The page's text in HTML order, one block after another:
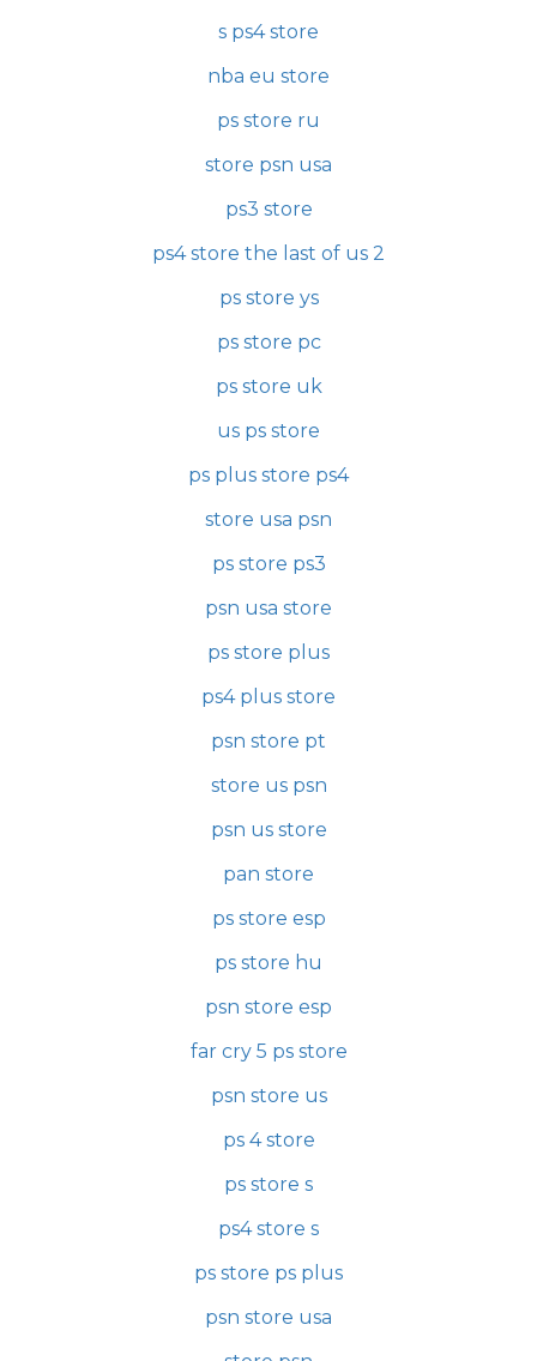
s ps4 store
nba eu store
ps store ru
store psn usa
ps3 store
ps4 store the last of us 2
ps store ys
ps store pc
ps store uk
us ps store
ps plus store ps4
store usa psn
ps store ps3
psn usa store
ps store plus
ps4 plus store
psn store pt
store us psn
psn us store
pan store
ps store esp
ps store hu
psn store esp
far cry 5 ps store
psn store us
ps 4 store
ps store s
ps4 store s
ps store ps plus
psn store usa